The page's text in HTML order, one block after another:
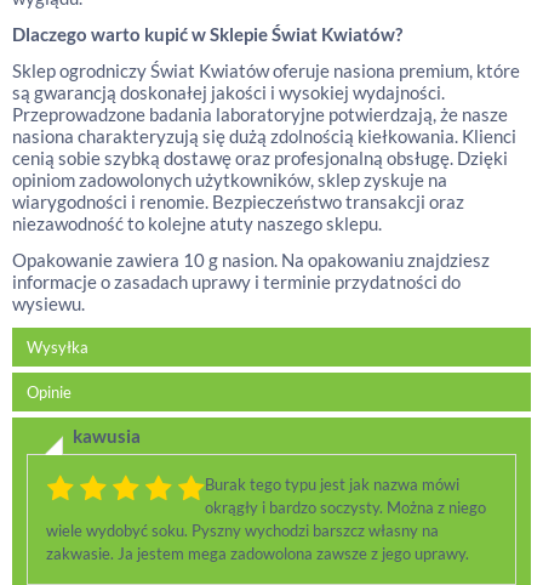
Dlaczego warto kupić w Sklepie Świat Kwiatów?
Sklep ogrodniczy Świat Kwiatów oferuje nasiona premium, które
są gwarancją doskonałej jakości i wysokiej wydajności.
Przeprowadzone badania laboratoryjne potwierdzają, że nasze
nasiona charakteryzują się dużą zdolnością kiełkowania. Klienci
cenią sobie szybką dostawę oraz profesjonalną obsługę. Dzięki
opiniom zadowolonych użytkowników, sklep zyskuje na
wiarygodności i renomie. Bezpieczeństwo transakcji oraz
niezawodność to kolejne atuty naszego sklepu.
Opakowanie zawiera 10 g nasion. Na opakowaniu znajdziesz
informacje o zasadach uprawy i terminie przydatności do
wysiewu.
Wysyłka
Opinie
kawusia
Burak tego typu jest jak nazwa mówi
okrągły i bardzo soczysty. Można z niego
wiele wydobyć soku. Pyszny wychodzi barszcz własny na
zakwasie. Ja jestem mega zadowolona zawsze z jego uprawy.